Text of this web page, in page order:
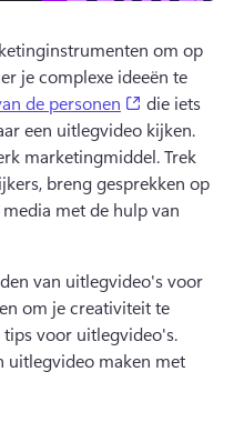
om op
je complexe ideeën te
de personen (opens in a
die iets
een uitlegvideo kijken.
marketingmiddel. Trek
breng gesprekken op
met de hulp van
van uitlegvideo's voor
om je creativiteit te
uitlegvideo maken met